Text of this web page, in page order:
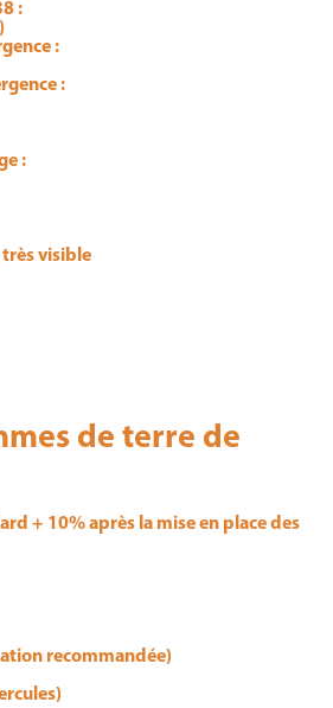
:
:
:
:
visible
de terre de
+ 10% après la mise en place des
recommandée)